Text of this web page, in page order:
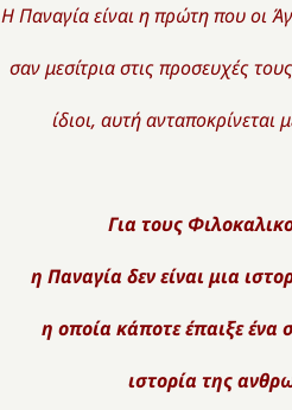
Η Παναγία είναι η πρώτη που οι
σαν μεσίτρια στις προσευχές
ίδιοι, αυτή ανταποκρίνεται
Για τους
η Παναγία δεν είναι μια
η οποία κάποτε έπαιξε ένα
ιστορία της